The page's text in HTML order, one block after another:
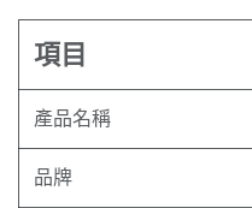
項目
產品名稱
品牌